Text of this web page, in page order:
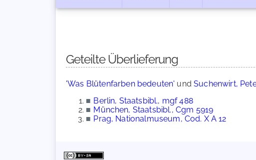
Geteilte Überlieferung
'Was Blütenfarben bedeuten' undSuchenwirt,
■ Berlin, Staatsbibl., mgf 488
■ München, Staatsbibl., Cgm 5919
■ Prag, Nationalmuseum, Cod. X A 12